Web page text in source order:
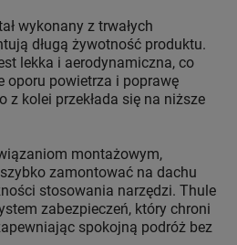
wykonany z trwałych
długą żywotność produktu.
lekka i aerodynamiczna, co
oporu powietrza i poprawę
z kolei przekłada się na niższe
montażowym,
zamontować na dachu
stosowania narzędzi. Thule
zabezpieczeń, który chroni
spokojną podróż bez